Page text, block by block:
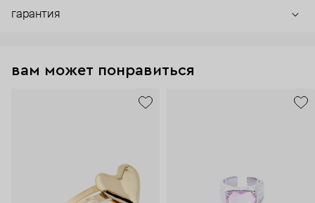
гарантия
вам может понравиться